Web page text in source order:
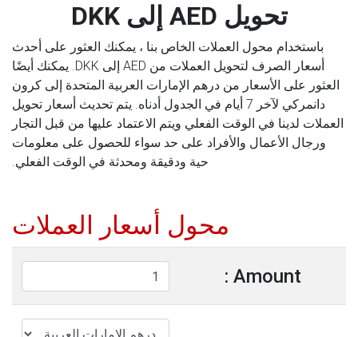
تحويل AED إلى DKK
باستخدام محول العملات الخاص بنا ، يمكنك العثور على أحدث
أسعار الصرف لتحويل العملات من AED إلى DKK. يمكنك أيضًا
العثور على الأسعار من درهم الإمارات العربية المتحدة إلى كرون
دانمركي لآخر 7 أيام في الجدول أدناه. يتم تحديث أسعار تحويل
العملات لدينا في الوقت الفعلي ويتم الاعتماد عليها من قبل التجار
ورجال الأعمال والأفراد على حد سواء للحصول على معلومات
حية ودقيقة ومحدثة في الوقت الفعلي.
محول أسعار العملات
Amount :